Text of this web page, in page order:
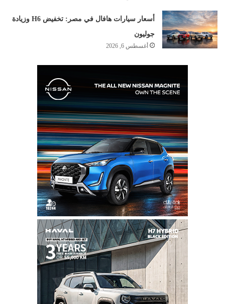
أسعار سيارات هافال في مصر: تخفيض H6 وزيادة
جوليون
أغسطس 6, 2026